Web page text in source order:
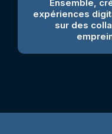
Ensemble,
expériences
sur des